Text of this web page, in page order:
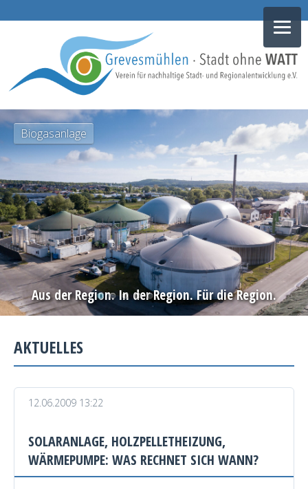
NAVIGATION
ÜBERSPRINGEN
Aus der Region. In der Region. Für die Region.
Biogasanlage
AKTUELLES
12.06.2009 13:22
SOLARANLAGE, HOLZPELLETHEIZUNG,
WÄRMEPUMPE: WAS RECHNET SICH WANN?